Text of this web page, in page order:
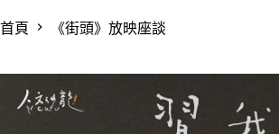
首頁 《街頭》放映座談